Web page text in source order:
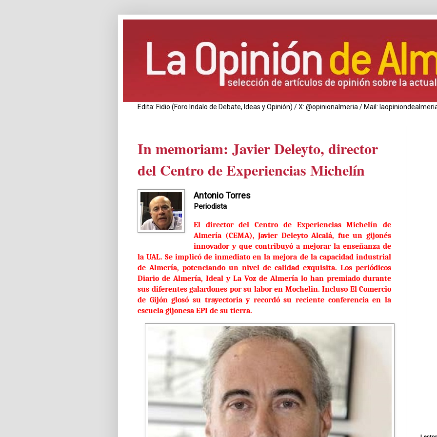
Edita: Fidio (Foro Indalo de Debate, Ideas y Opinión) / X: @opinionalmeria / Mail:
In memoriam: Javier Deleyto, director
del Centro de Experiencias Michelín
Antonio Torres
Periodista
El director del Centro de Experiencias Michelín de
Almería (CEMA), Javier Deleyto Alcalá, fue un gijonés
innovador y que contribuyó a mejorar la enseñanza de
la UAL. Se implicó de inmediato en la mejora de la capacidad industrial
de Almería, potenciando un nivel de calidad exquisita. Los periódicos
Diario de Almería, Ideal y La Voz de Almería lo han premiado durante
sus diferentes galardones por su labor en Mochelin. Incluso El Comercio
de Gijón glosó su trayectoria y recordó su reciente conferencia en la
escuela gijonesa EPI de su tierra.